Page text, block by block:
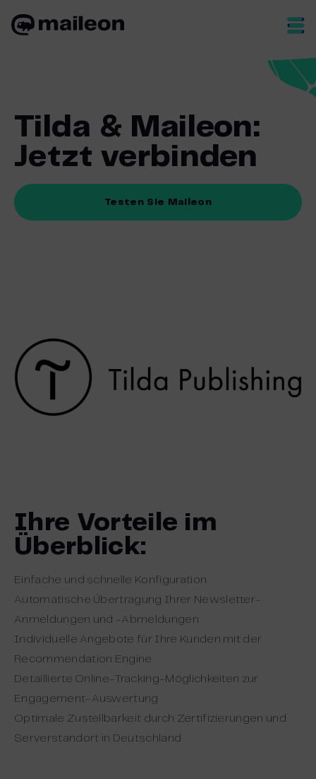
Tilda & Maileon:
Jetzt verbinden
Testen Sie Maileon
Ihre Vorteile im
Überblick:
Einfache und schnelle Konfiguration
Automatische Übertragung Ihrer Newsletter-
Anmeldungen und -Abmeldungen
Individuelle Angebote für Ihre Kunden mit der
Recommendation Engine
Detaillierte Online-Tracking-Möglichkeiten zur
Engagement-Auswertung
Optimale Zustellbarkeit durch Zertifizierungen und
Serverstandort in Deutschland